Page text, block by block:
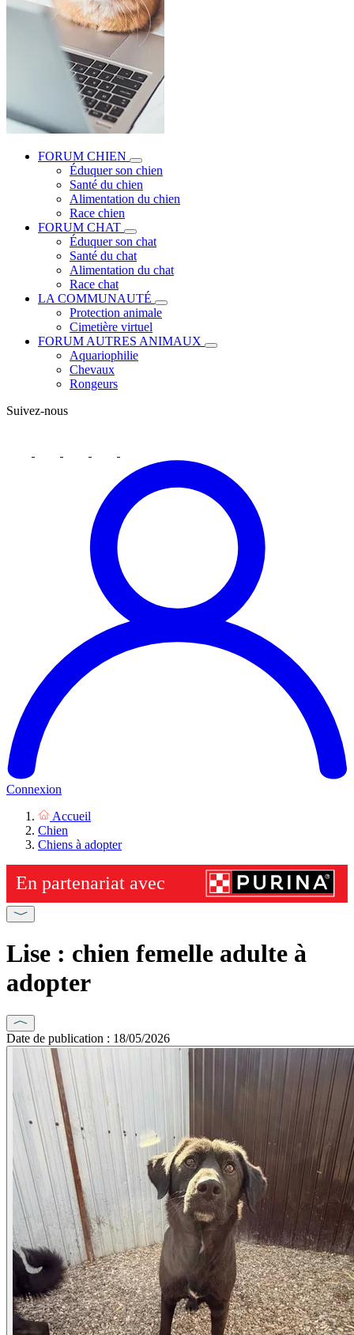
FORUM CHIEN
Éduquer son chien
Santé du chien
Alimentation du chien
Race chien
FORUM CHAT
Éduquer son chat
Santé du chat
Alimentation du chat
Race chat
LA COMMUNAUTÉ
Protection animale
Cimetière virtuel
FORUM AUTRES ANIMAUX
Aquariophilie
Chevaux
Rongeurs
Suivez-nous
Connexion
Accueil
Chien
Chiens à adopter
Lise : chien femelle adulte à
adopter
Date de publication : 18/05/2026